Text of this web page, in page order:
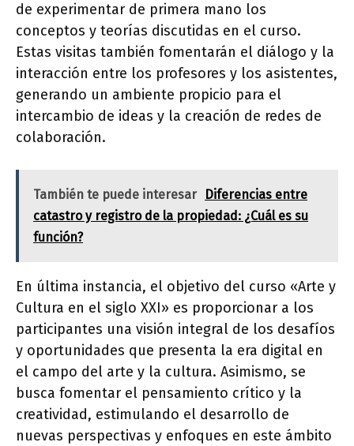
de experimentar de primera mano los
conceptos y teorías discutidas en el curso.
Estas visitas también fomentarán el diálogo y la
interacción entre los profesores y los asistentes,
generando un ambiente propicio para el
intercambio de ideas y la creación de redes de
colaboración.
También te puede interesar
Diferencias entre
catastro y registro de la propiedad: ¿Cuál es su
función?
En última instancia, el objetivo del curso «Arte y
Cultura en el siglo XXI» es proporcionar a los
participantes una visión integral de los desafíos
y oportunidades que presenta la era digital en
el campo del arte y la cultura. Asimismo, se
busca fomentar el pensamiento crítico y la
creatividad, estimulando el desarrollo de
nuevas perspectivas y enfoques en este ámbito